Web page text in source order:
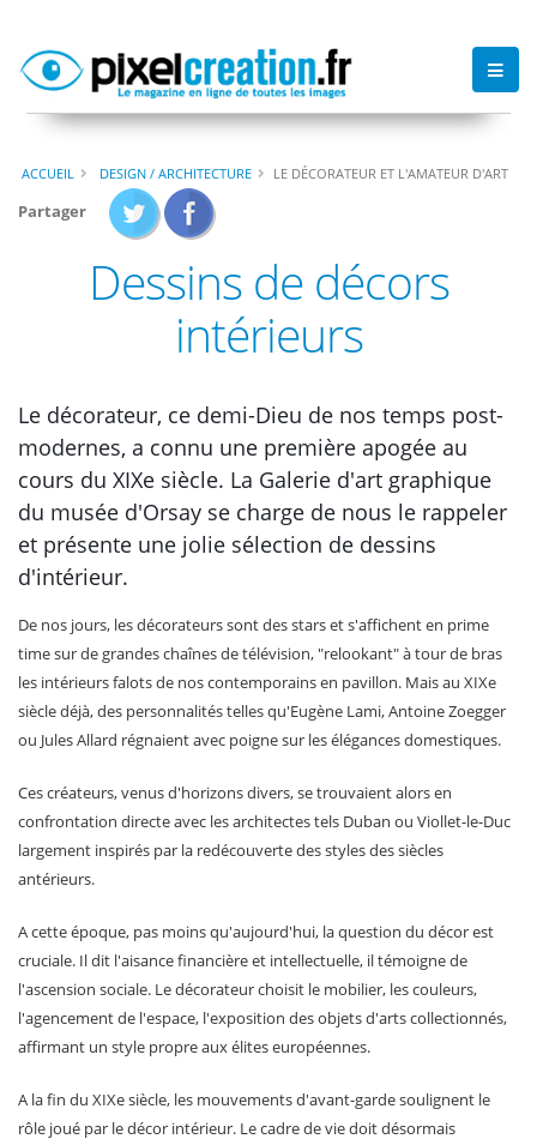
ACCUEIL DESIGN / ARCHITECTURE LE DÉCORATEUR ET L'AMATEUR D'ART
Partager
Dessins de décors
intérieurs
Le décorateur, ce demi-Dieu de nos temps post-
modernes, a connu une première apogée au
cours du XIXe siècle. La Galerie d'art graphique
du musée d'Orsay se charge de nous le rappeler
et présente une jolie sélection de dessins
d'intérieur.
De nos jours, les décorateurs sont des stars et s'affichent en prime
time sur de grandes chaînes de télévision, "relookant" à tour de bras
les intérieurs falots de nos contemporains en pavillon. Mais au XIXe
siècle déjà, des personnalités telles qu'Eugène Lami, Antoine Zoegger
ou Jules Allard régnaient avec poigne sur les élégances domestiques.
Ces créateurs, venus d'horizons divers, se trouvaient alors en
confrontation directe avec les architectes tels Duban ou Viollet-le-Duc
largement inspirés par la redécouverte des styles des siècles
antérieurs.
A cette époque, pas moins qu'aujourd'hui, la question du décor est
cruciale. Il dit l'aisance financière et intellectuelle, il témoigne de
l'ascension sociale. Le décorateur choisit le mobilier, les couleurs,
l'agencement de l'espace, l'exposition des objets d'arts collectionnés,
affirmant un style propre aux élites européennes.
A la fin du XIXe siècle, les mouvements d'avant-garde soulignent le
rôle joué par le décor intérieur. Le cadre de vie doit désormais